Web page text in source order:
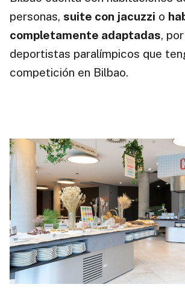
personas, suite con jacuzzi o
completamente adaptadas,
deportistas paralímpicos que
competición en Bilbao.